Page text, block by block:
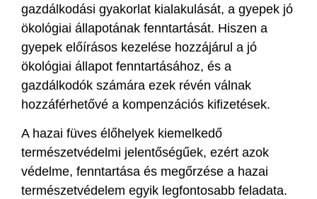
gazdálkodási gyakorlat kialakulását, a gyepek jó
ökológiai állapotának fenntartását. Hiszen a
gyepek előírásos kezelése hozzájárul a jó
ökológiai állapot fenntartásához, és a
gazdálkodók számára ezek révén válnak
hozzáférhetővé a kompenzációs kifizetések.
A hazai füves élőhelyek kiemelkedő
természetvédelmi jelentőségűek, ezért azok
védelme, fenntartása és megőrzése a hazai
természetvédelem egyik legfontosabb feladata.